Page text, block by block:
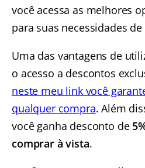
você acessa as melhores
para suas necessidades
Uma das vantagens de
o acesso a descontos
neste meu link você
qualquer compra. Além
você ganha desconto de
comprar à vista.